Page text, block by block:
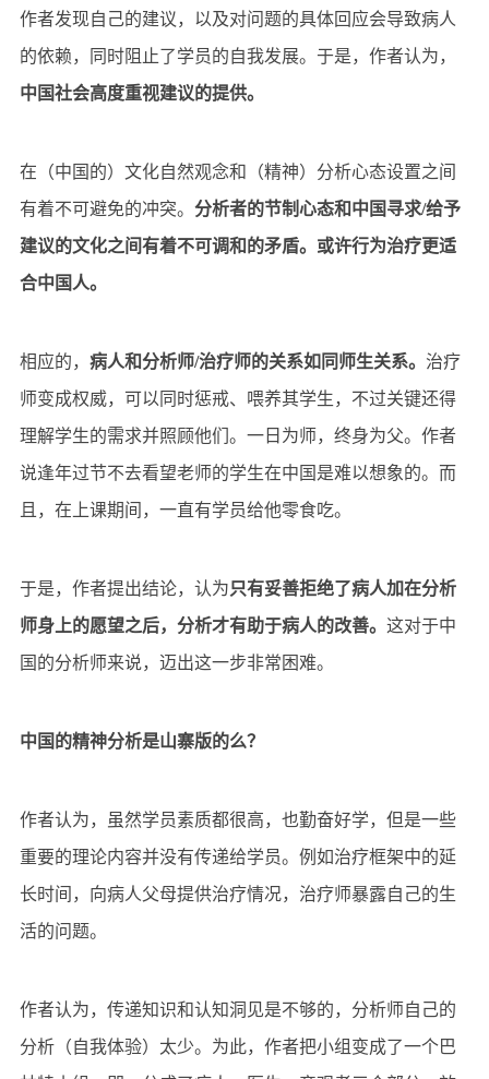
作者发现自己的建议，以及对问题的具体回应会导致病人
的依赖，同时阻止了学员的自我发展。于是，作者认为，
中国社会高度重视建议的提供。
在（中国的）文化自然观念和（精神）分析心态设置之间
有着不可避免的冲突。 分析者的节制心态和中国寻求/给予
建议的文化之间有着不可调和的矛盾。或许行为治疗更适
合中国人。
相应的， 病人和分析师/治疗师的关系如同师生关系。 治疗
师变成权威，可以同时惩戒、喂养其学生，不过关键还得
理解学生的需求并照顾他们。一日为师，终身为父。作者
说逢年过节不去看望老师的学生在中国是难以想象的。而
且，在上课期间，一直有学员给他零食吃。
于是，作者提出结论，认为只有妥善拒绝了病人加在分析
师身上的愿望之后，分析才有助于病人的改善。 这对于中
国的分析师来说，迈出这一步非常困难。
中国的精神分析是山寨版的么？
作者认为，虽然学员素质都很高，也勤奋好学，但是一些
重要的理论内容并没有传递给学员。例如治疗框架中的延
长时间，向病人父母提供治疗情况，治疗师暴露自己的生
活的问题。
作者认为，传递知识和认知洞见是不够的，分析师自己的
分析（自我体验）太少。为此，作者把小组变成了一个巴